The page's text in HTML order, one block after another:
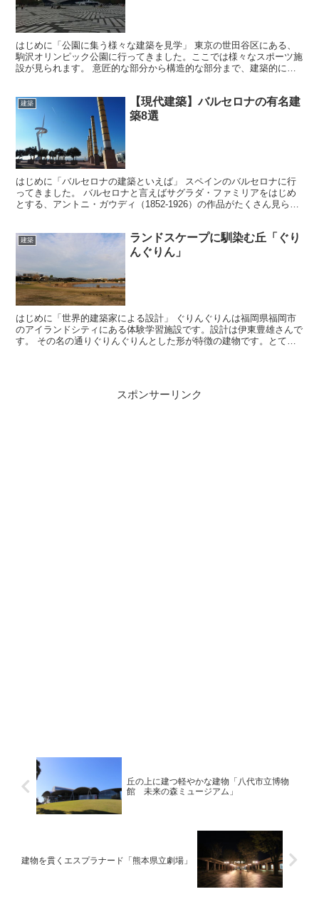
はじめに「公園に集う様々な建築を見学」 東京の世田谷区にある、
駒沢オリンピック公園に行ってきました。ここでは様々なスポーツ施
設が見られます。 意匠的な部分から構造的な部分まで、建築的に広
建築
【現代建築】バルセロナの有名建
築8選
はじめに「バルセロナの建築といえば」 スペインのバルセロナに行
ってきました。 バルセロナと言えばサグラダ・ファミリアをはじめ
とする、アントニ・ガウディ（1852-1926）の作品がたくさん見られ
建築
ランドスケープに馴染む丘「ぐり
んぐりん」
はじめに「世界的建築家による設計」 ぐりんぐりんは福岡県福岡市
のアイランドシティにある体験学習施設です。設計は伊東豊雄さんで
す。 その名の通りぐりんぐりんとした形が特徴の建物です。とても
スポンサーリンク
丘の上に建つ軽やかな建物「八代市立博物
館 未来の森ミュージアム」
建物を貫くエスプラナード「熊本県立劇場」